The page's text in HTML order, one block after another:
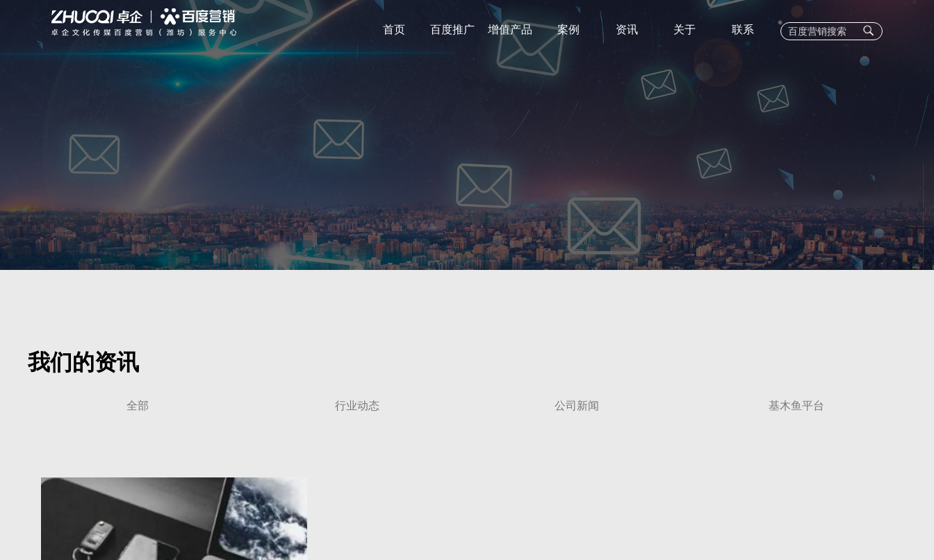
首页 百度推广
信息流推广 品牌宣传
增值产品
GEO优化 EC
案例
智能响应式建站 营销型网站
资讯
公司新闻 基木鱼平台
关于
专业团队 公司大事记
联系
我们的资讯
全部 行业动态 公司新闻 基木鱼平台